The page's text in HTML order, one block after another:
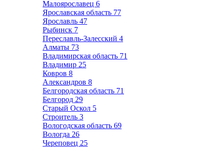
Малоярославец 6
Ярославская область 77
Ярославль 47
Рыбинск 7
Переславль-Залесский 4
Алматы 73
Владимирская область 71
Владимир 25
Ковров 8
Александров 8
Белгородская область 71
Белгород 29
Старый Оскол 5
Строитель 3
Вологодская область 69
Вологда 26
Череповец 25